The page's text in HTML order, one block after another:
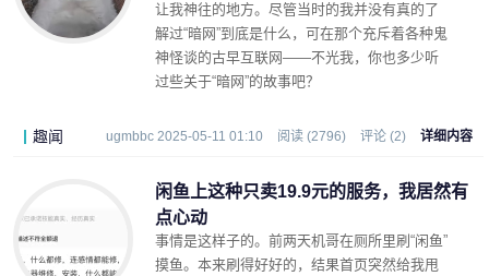
让我神往的地方。尽管当时的我并没有真的了
解过“暗网”到底是什么，可在那个充斥着各种鬼
神怪谈的古早互联网——不光我，你也多少听
过些关于“暗网”的故事吧？
趣闻 ugmbbc 2025-05-11 01:10 阅读 (2796) 评论 (2) 详细内容
闲鱼上这种只卖19.9元的服务，我居然有
点心动
事情是这样子的。前两天机哥在厕所里刷“闲鱼”
摸鱼。本来刷得好好的，结果首页突然给我甩